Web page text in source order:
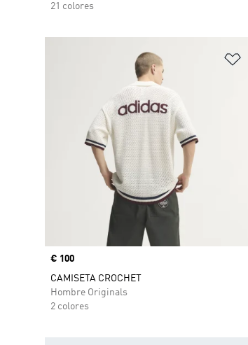
21 colores
Precio
€ 100
CAMISETA CROCHET
Hombre Originals
2 colores